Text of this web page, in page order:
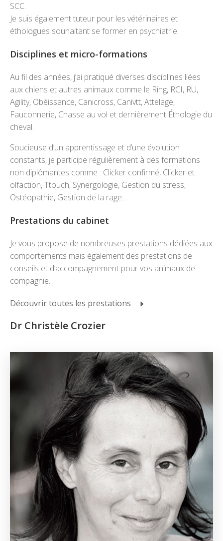
SCC.
Je suis également tuteur pour les vétérinaires et
éthologues souhaitant se former en psychiatrie.
Disciplines et micro-formations
Au fil des années, j’ai pratiqué diverses disciplines liées
aux chiens et autres animaux comme le Ring, RCI, RU,
Agility, Obéissance, Canicross, Canivtt, Attelage,
Fauconnerie, Chasse au vol et dernièrement Éthologie du
cheval.
Soucieuse d’un apprentissage et d’une évolution
constants, je participe régulièrement à des formations
non diplômantes comme : Clicker confirmé, Clicker et
olfaction, Ttouch, Synergologie, Gestion du stress,
Ostéopathie, Gestion de la rage….
Prestations du cabinet
Je vous propose de nombreuses prestations dédiées aux
comportements mais également des prestations de
conseils et d’accompagnement pour vos animaux de
compagnie.
Découvrir toutes les prestations
Dr Christèle Crozier